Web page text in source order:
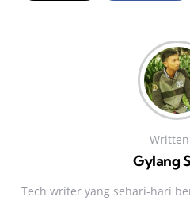
Gylang
Tech writer yang sehari‑hari